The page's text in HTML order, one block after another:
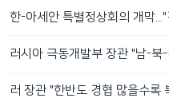
한-아세안 특별정상회의 개막
러시아 극동개발부 장관 "남-북
러 장관 "한반도 경협 많을수록